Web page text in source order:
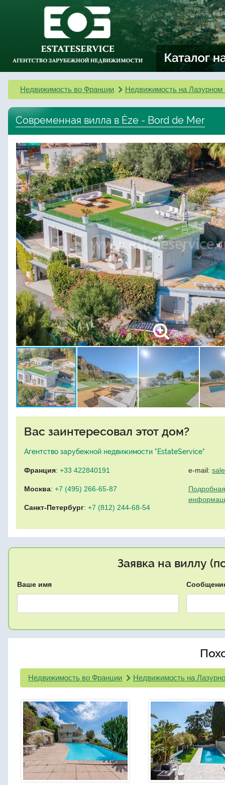
Недвижимость во Франции Недвижимость на Лазурном
Современная вилла в Èze - Bord de Mer
Вас заинтересовал этот дом?
Агентство зарубежной недвижимости "EstateService"
Франция: +33 422840191
Москва: +7 (495) 266-65-87
Санкт-Петербург: +7 (812) 244-68-54
e-mail:
Заявка на виллу
Ваше имя
Недвижимость во Франции Недвижимость на